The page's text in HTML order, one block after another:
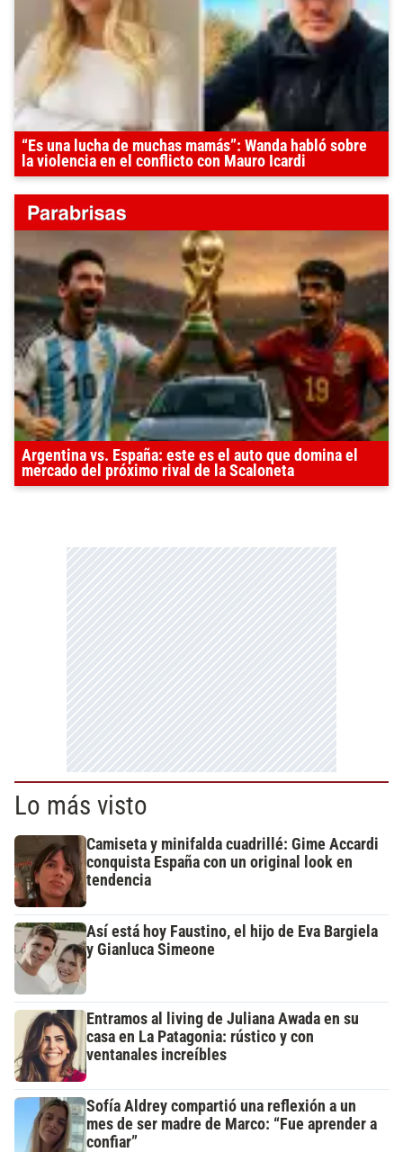
“Es una lucha de muchas mamás”: Wanda habló sobre
la violencia en el conflicto con Mauro Icardi
Argentina vs. España: este es el auto que domina el
mercado del próximo rival de la Scaloneta
Lo más visto
Camiseta y minifalda cuadrillé: Gime Accardi
conquista España con un original look en
tendencia
Así está hoy Faustino, el hijo de Eva Bargiela
y Gianluca Simeone
Entramos al living de Juliana Awada en su
casa en La Patagonia: rústico y con
ventanales increíbles
Sofía Aldrey compartió una reflexión a un
mes de ser madre de Marco: “Fue aprender a
confiar”